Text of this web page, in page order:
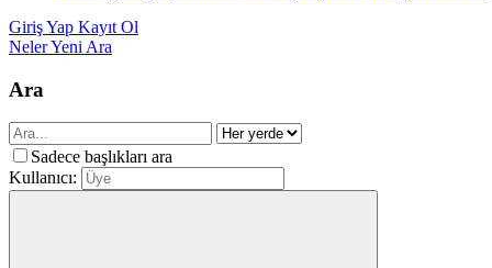
Giriş Yap Kayıt Ol
Neler Yeni Ara
Ara
Sadece başlıkları ara
Kullanıcı: